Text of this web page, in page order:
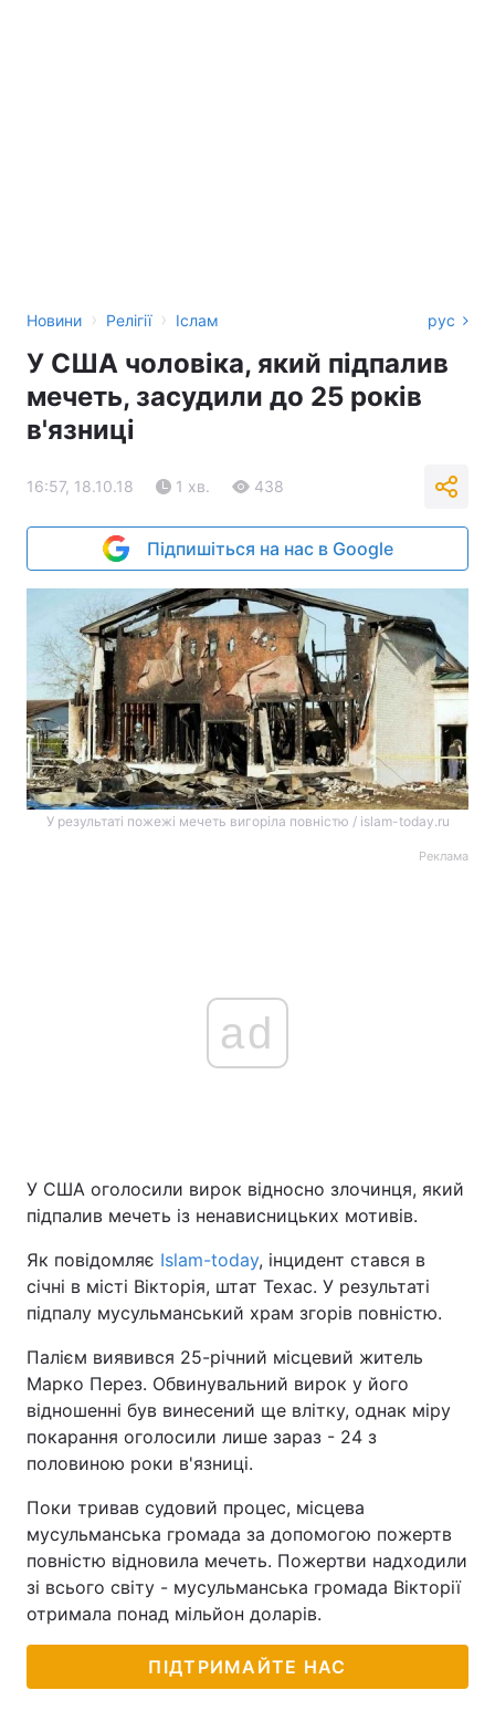
Новини › Релігії › Іслам рус
У США чоловіка, який підпалив
мечеть, засудили до 25 років
в'язниці
16:57, 18.10.18 1 хв. 438
Підпишіться на нас в Google
У результаті пожежі мечеть вигоріла повністю / islam-today.ru
Реклама
ad
У США оголосили вирок відносно злочинця, який
підпалив мечеть із ненависницьких мотивів.
Як повідомляє Islam-today, інцидент стався в
січні в місті Вікторія, штат Техас. У результаті
підпалу мусульманський храм згорів повністю.
Палієм виявився 25-річний місцевий житель
Марко Перез. Обвинувальний вирок у його
відношенні був винесений ще влітку, однак міру
покарання оголосили лише зараз - 24 з
половиною роки в'язниці.
Поки тривав судовий процес, місцева
мусульманська громада за допомогою пожертв
повністю відновила мечеть. Пожертви надходили
зі всього світу - мусульманська громада Вікторії
отримала понад мільйон доларів.
ПІДТРИМАЙТЕ НАС